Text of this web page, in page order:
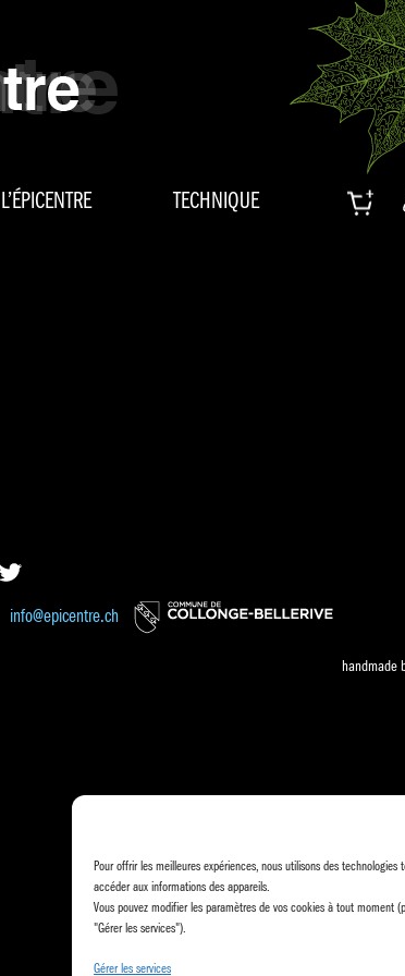
Pour offrir les meilleures expériences, nous utilisons des
accéder aux informations des appareils.
Vous pouvez modifier les paramètres de vos cookies à tout moment
"Gérer les services").
Gérer les services
L’ÉPICENTRE TECHNIQUE
info@epicentre.ch
handmade